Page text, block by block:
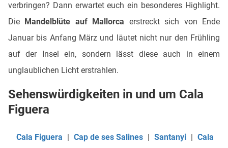
verbringen? Dann erwartet euch ein besonderes Highlight.
Die
Mandelblüte auf Mallorca erstreckt sich von Ende
Januar bis Anfang März und läutet nicht nur den Frühling
auf der Insel ein, sondern lässt diese auch in einem
unglaublichen Licht erstrahlen.
Sehenswürdigkeiten in und um Cala
Figuera
Cala Figuera Cap de ses Salines Santanyi
Cala